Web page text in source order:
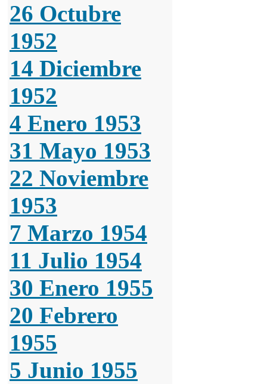
26 Octubre
1952
14 Diciembre
1952
4 Enero 1953
31 Mayo 1953
22 Noviembre
1953
7 Marzo 1954
11 Julio 1954
30 Enero 1955
20 Febrero
1955
5 Junio 1955